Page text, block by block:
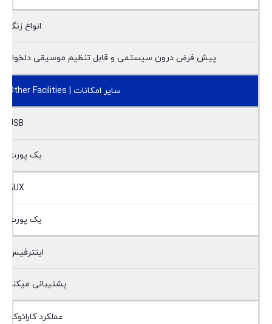
انواع زنگ
پیش فرض درون سیستمی و قابل تنظیم موسیقی دلخواه
سایر امکانات | Other Facilities
USB
یک پورت
AUX
یک پورت
اینترفیس
پشتیبانی میکند
عملکرد کارائوکه